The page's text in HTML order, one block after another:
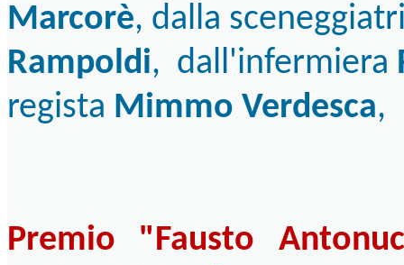
Marcorè, dalla
Rampoldi, dall'infermiera
regista Mimmo Verdesca,
Premio "Fausto